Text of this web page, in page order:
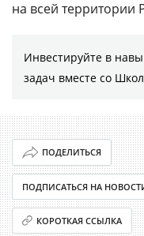
на всей территории
Инвестируйте в
задач вместе со
ПОДЕЛИТЬСЯ
ПОДПИСАТЬСЯ НА
КОРОТКАЯ ССЫЛКА